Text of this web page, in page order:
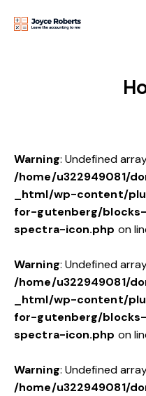
Warning: Undefined
/home/u322949081/
_html/wp-content/
for-gutenberg/
spectra-icon.php on
Warning: Undefined
/home/u322949081/
_html/wp-content/
for-gutenberg/
spectra-icon.php on
Warning: Undefined
/home/u322949081/